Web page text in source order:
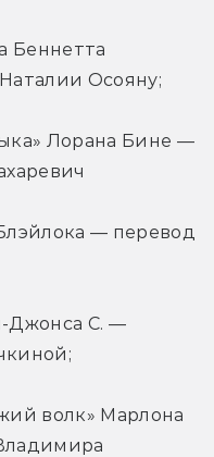
Беннетта
Осояну;
Лорана Бине —
— перевод
Джонса С. —
волк» Марлона